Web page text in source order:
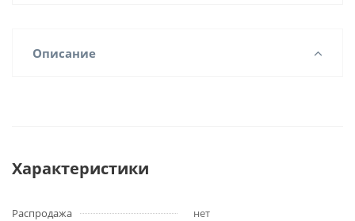
Описание
Характеристики
Распродажа
нет